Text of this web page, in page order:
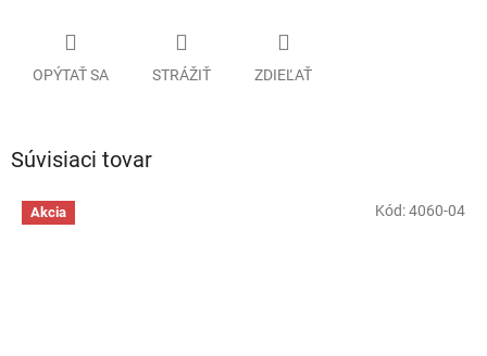
OPÝTAŤ SA STRÁŽIŤ ZDIEĽAŤ
Súvisiaci tovar
Akcia Kód:4060-04